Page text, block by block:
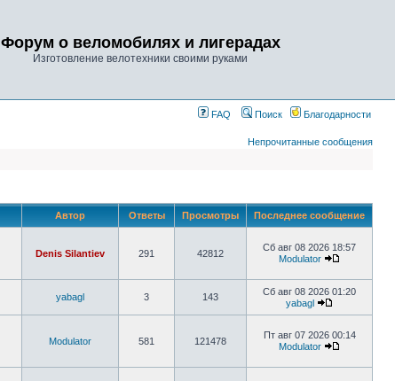
Форум о веломобилях и лигерадах
Изготовление велотехники своими руками
FAQ Поиск Благодарности
Непрочитанные сообщения
Автор Ответы Просмотры Последнее сообщение
Denis Silantiev 291 42812
Сб авг 08 2026 18:57
Modulator
yabagl 3 143
Сб авг 08 2026 01:20
yabagl
Modulator 581 121478
Пт авг 07 2026 00:14
Modulator